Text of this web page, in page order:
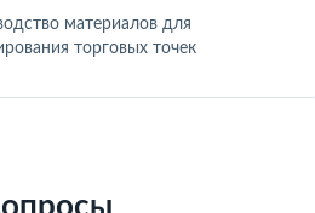
материалов для
торговых точек